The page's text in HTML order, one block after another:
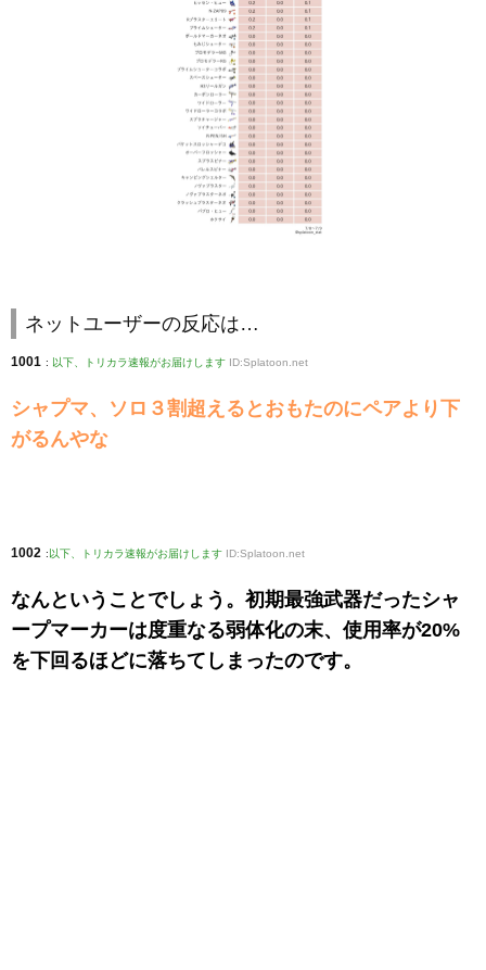
ネットユーザーの反応は…
1001 : 以下、トリカラ速報がお届けします ID:Splatoon.net
シャプマ、ソロ３割超えるとおもたのにペアより下
がるんやな
1002 : 以下、トリカラ速報がお届けします ID:Splatoon.net
なんということでしょう。初期最強武器だったシャ
ープマーカーは度重なる弱体化の末、使用率が20%
を下回るほどに落ちてしまったのです。